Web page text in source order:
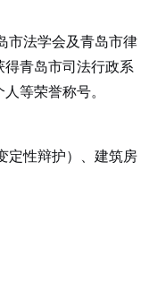
市法学会及青岛市律
青岛市司法行政系
等荣誉称号。
定性辩护）、建筑房